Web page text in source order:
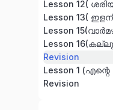
Lesson 12(
Lesson 13(
Lesson
Lesson
Revision
Lesson 1
Revision